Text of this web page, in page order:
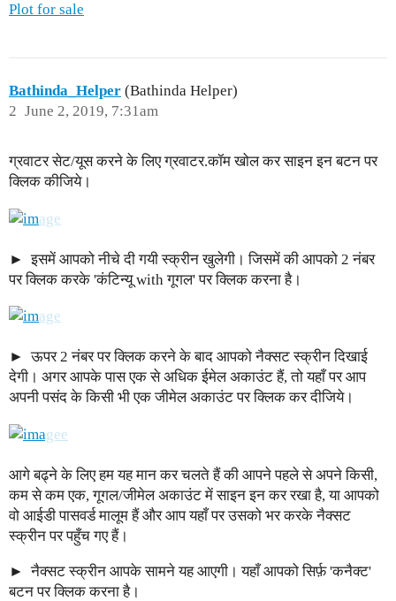
Plot for sale
Bathinda_Helper (Bathinda Helper)
June 2, 2019, 7:31am
2
ग्रवाटर सेट/यूस करने के लिए ग्रवाटर.कॉम खोल कर साइन इन बटन पर
क्लिक कीजिये।
इसमें आपको नीचे दी गयी स्क्रीन खुलेगी। जिसमें की आपको 2 नंबर
पर क्लिक करके 'कंटिन्यू with गूगल' पर क्लिक करना है।
ऊपर 2 नंबर पर क्लिक करने के बाद आपको नैक्सट स्क्रीन दिखाई
देगी। अगर आपके पास एक से अधिक ईमेल अकाउंट हैं, तो यहाँ पर आप
अपनी पसंद के किसी भी एक जीमेल अकाउंट पर क्लिक कर दीजिये।
आगे बढ्ने के लिए हम यह मान कर चलते हैं की आपने पहले से अपने किसी,
कम से कम एक, गूगल/जीमेल अकाउंट में साइन इन कर रखा है, या आपको
वो आईडी पासवर्ड मालूम हैं और आप यहाँ पर उसको भर करके नैक्सट
स्क्रीन पर पहुँच गए हैं।
नैक्सट स्क्रीन आपके सामने यह आएगी। यहाँ आपको सिर्फ़ 'कनैक्ट'
बटन पर क्लिक करना है।